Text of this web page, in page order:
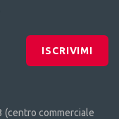
ISCRIVIMI
(centro commerciale